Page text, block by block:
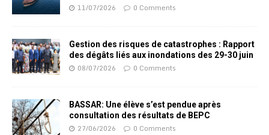
11/07/2026 0 Comments
Gestion des risques de catastrophes : Rapport
des dégâts liés aux inondations des 29-30 juin
08/07/2026 0 Comments
BASSAR: Une élève s’est pendue après
consultation des résultats de BEPC
27/06/2026 0 Comments